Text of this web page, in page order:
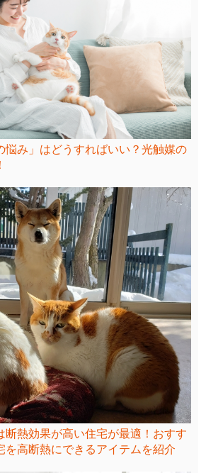
悩み」はどうすればいい？光触媒の
断熱効果が高い住宅が最適！おすす
を高断熱にできるアイテムを紹介